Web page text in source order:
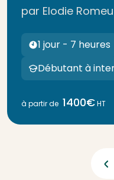
par Elodie Romeu
1 jour - 7 heures
Débutant à
à partir de 1400€HT